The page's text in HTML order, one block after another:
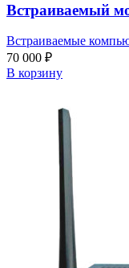
Встраиваемый
Встраиваемые
70 000 ₽
В корзину